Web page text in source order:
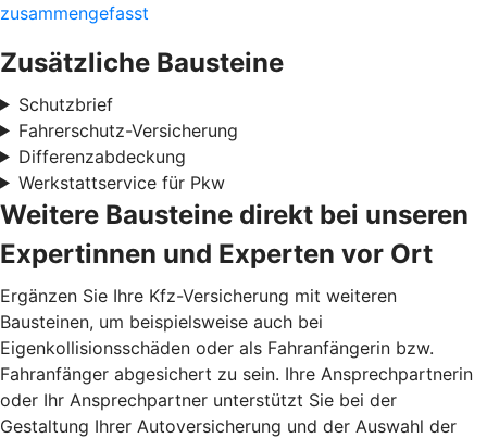
zusammengefasst
Zusätzliche Bausteine
Schutzbrief
Fahrerschutz-Versicherung
Differenzabdeckung
Werkstattservice für Pkw
Weitere Bausteine direkt bei unseren
Expertinnen und Experten vor Ort
Ergänzen Sie Ihre Kfz-Versicherung mit weiteren
Bausteinen, um beispielsweise auch bei
Eigenkollisionsschäden oder als Fahranfängerin bzw.
Fahranfänger abgesichert zu sein. Ihre Ansprechpartnerin
oder Ihr Ansprechpartner unterstützt Sie bei der
Gestaltung Ihrer Autoversicherung und der Auswahl der